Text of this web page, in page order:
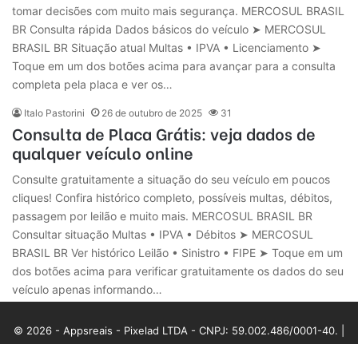
tomar decisões com muito mais segurança. MERCOSUL BRASIL
BR Consulta rápida Dados básicos do veículo ➤ MERCOSUL
BRASIL BR Situação atual Multas • IPVA • Licenciamento ➤
Toque em um dos botões acima para avançar para a consulta
completa pela placa e ver os…
Italo Pastorini 26 de outubro de 2025 31
Consulta de Placa Grátis: veja dados de
qualquer veículo online
Consulte gratuitamente a situação do seu veículo em poucos
cliques! Confira histórico completo, possíveis multas, débitos,
passagem por leilão e muito mais. MERCOSUL BRASIL BR
Consultar situação Multas • IPVA • Débitos ➤ MERCOSUL
BRASIL BR Ver histórico Leilão • Sinistro • FIPE ➤ Toque em um
dos botões acima para verificar gratuitamente os dados do seu
veículo apenas informando…
© 2026 - Appsreais - Pixelad LTDA - CNPJ: 59.002.486/0001-40. |